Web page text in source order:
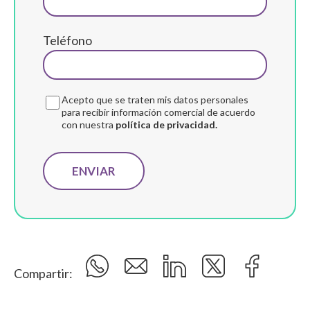
Teléfono
Acepto que se traten mis datos personales
para recibir información comercial de acuerdo
con nuestra política de privacidad.
Compartir: